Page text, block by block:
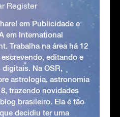
Register
em Publicidade e
em International
Trabalha na área há 12
editando e
Na OSR,
astrologia, astronomia
trazendo novidades
brasileiro. Ela é tão
decidiu ter uma